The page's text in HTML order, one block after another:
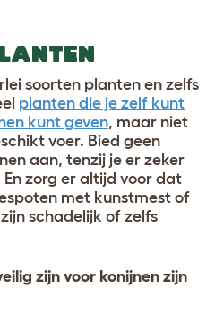
soorten planten en zelfs
planten die je zelf kunt
kunt geven, maar niet
voer. Bied geen
aan, tenzij je er zeker
zorg er altijd voor dat
met kunstmest of
schadelijk of zelfs
zijn voor konijnen zijn